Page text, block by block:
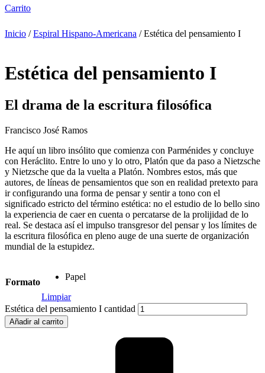
Carrito
Inicio /Espiral Hispano-Americana / Estética del pensamiento I
Estética del pensamiento I
El drama de la escritura filosófica
Francisco José Ramos
He aquí un libro insólito que comienza con Parménides y concluye
con Heráclito. Entre lo uno y lo otro, Platón que da paso a Nietzsche
y Nietzsche que da la vuelta a Platón. Nombres estos, más que
autores, de líneas de pensamientos que son en realidad pretexto para
ir configurando una forma de pensar y sentir a tono con el
significado estricto del término estética: no el estudio de lo bello sino
la experiencia de caer en cuenta o percatarse de la prolijidad de lo
real. Se destaca así el impulso transgresor del pensar y los límites de
la escritura filosófica en pleno auge de una suerte de organización
mundial de la estupidez.
Formato
Papel
Limpiar
Estética del pensamiento I cantidad
Añadir al carrito